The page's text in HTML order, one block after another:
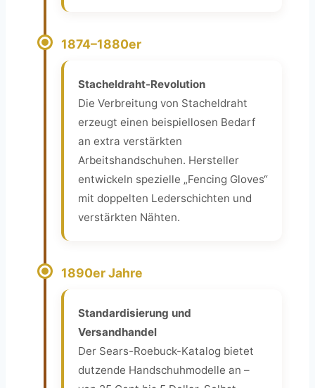
1874–1880er
Stacheldraht-Revolution
Die Verbreitung von Stacheldraht
erzeugt einen beispiellosen Bedarf
an extra verstärkten
Arbeitshandschuhen. Hersteller
entwickeln spezielle „Fencing Gloves“
mit doppelten Lederschichten und
verstärkten Nähten.
1890er Jahre
Standardisierung und
Versandhandel
Der Sears-Roebuck-Katalog bietet
dutzende Handschuhmodelle an –